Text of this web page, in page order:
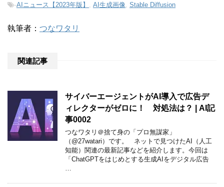
-AIニュース【2023年版】 AI生成画像 Stable Diffusion
執筆者： つなワタリ
関連記事
サイバーエージェントがAI導入で広告デ
ィレクターがゼロに！ 対処法は？ | AI記
事0002
つなワタリ＠捨て身の「プロ無謀家」
（@27watari）です。 ネットで見つけたAI（人工
知能）関連の最新記事などを紹介します。今回は
「ChatGPTをはじめとする生成AIをデジタル広告